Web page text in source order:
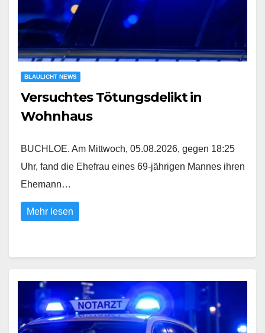
BLAULICHT NEWS
Versuchtes Tötungsdelikt in
Wohnhaus
BUCHLOE. Am Mittwoch, 05.08.2026, gegen 18:25
Uhr, fand die Ehefrau eines 69-jährigen Mannes ihren
Ehemann…
Mehr lesen